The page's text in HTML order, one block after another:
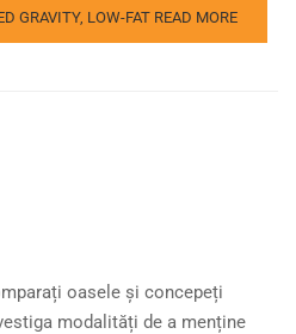
GRAVITY, LOW-FAT READ MORE
oasele și concepeți
modalități de a menține